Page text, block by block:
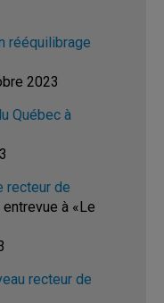
rééquilibrage
2023
Québec à
recteur de
entrevue à «Le
recteur de